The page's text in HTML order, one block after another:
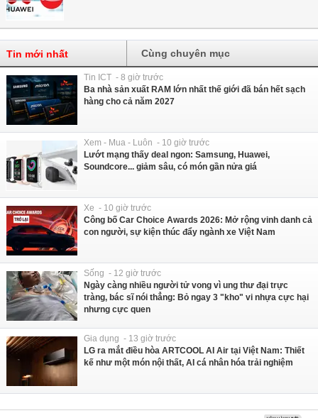
Tin mới nhất Cùng chuyên mục
Tin ICT - 8 giờ trước
Ba nhà sản xuất RAM lớn nhất thế giới đã bán hết sạch
hàng cho cả năm 2027
Xem - Mua - Luôn - 10 giờ trước
Lướt mạng thấy deal ngon: Samsung, Huawei,
Soundcore... giảm sâu, có món gần nửa giá
Xe - 10 giờ trước
Công bố Car Choice Awards 2026: Mở rộng vinh danh cả
con người, sự kiện thúc đẩy ngành xe Việt Nam
Sống - 12 giờ trước
Ngày càng nhiều người tử vong vì ung thư đại trực
tràng, bác sĩ nói thẳng: Bỏ ngay 3 "kho" vi nhựa cực hại
nhưng cực quen
Gia dụng - 13 giờ trước
LG ra mắt điều hòa ARTCOOL AI Air tại Việt Nam: Thiết
kế như một món nội thất, AI cá nhân hóa trải nghiệm